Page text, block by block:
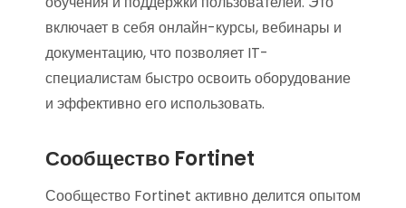
включает в себя онлайн-курсы, вебинары и
документацию, что позволяет IT-
специалистам быстро освоить оборудование
и эффективно его использовать.
Сообщество Fortinet
Сообщество Fortinet активно делится опытом